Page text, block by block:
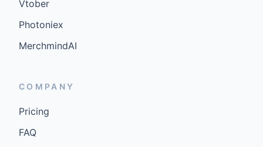
Vtober
Photoniex
MerchmindAI
COMPANY
Pricing
FAQ